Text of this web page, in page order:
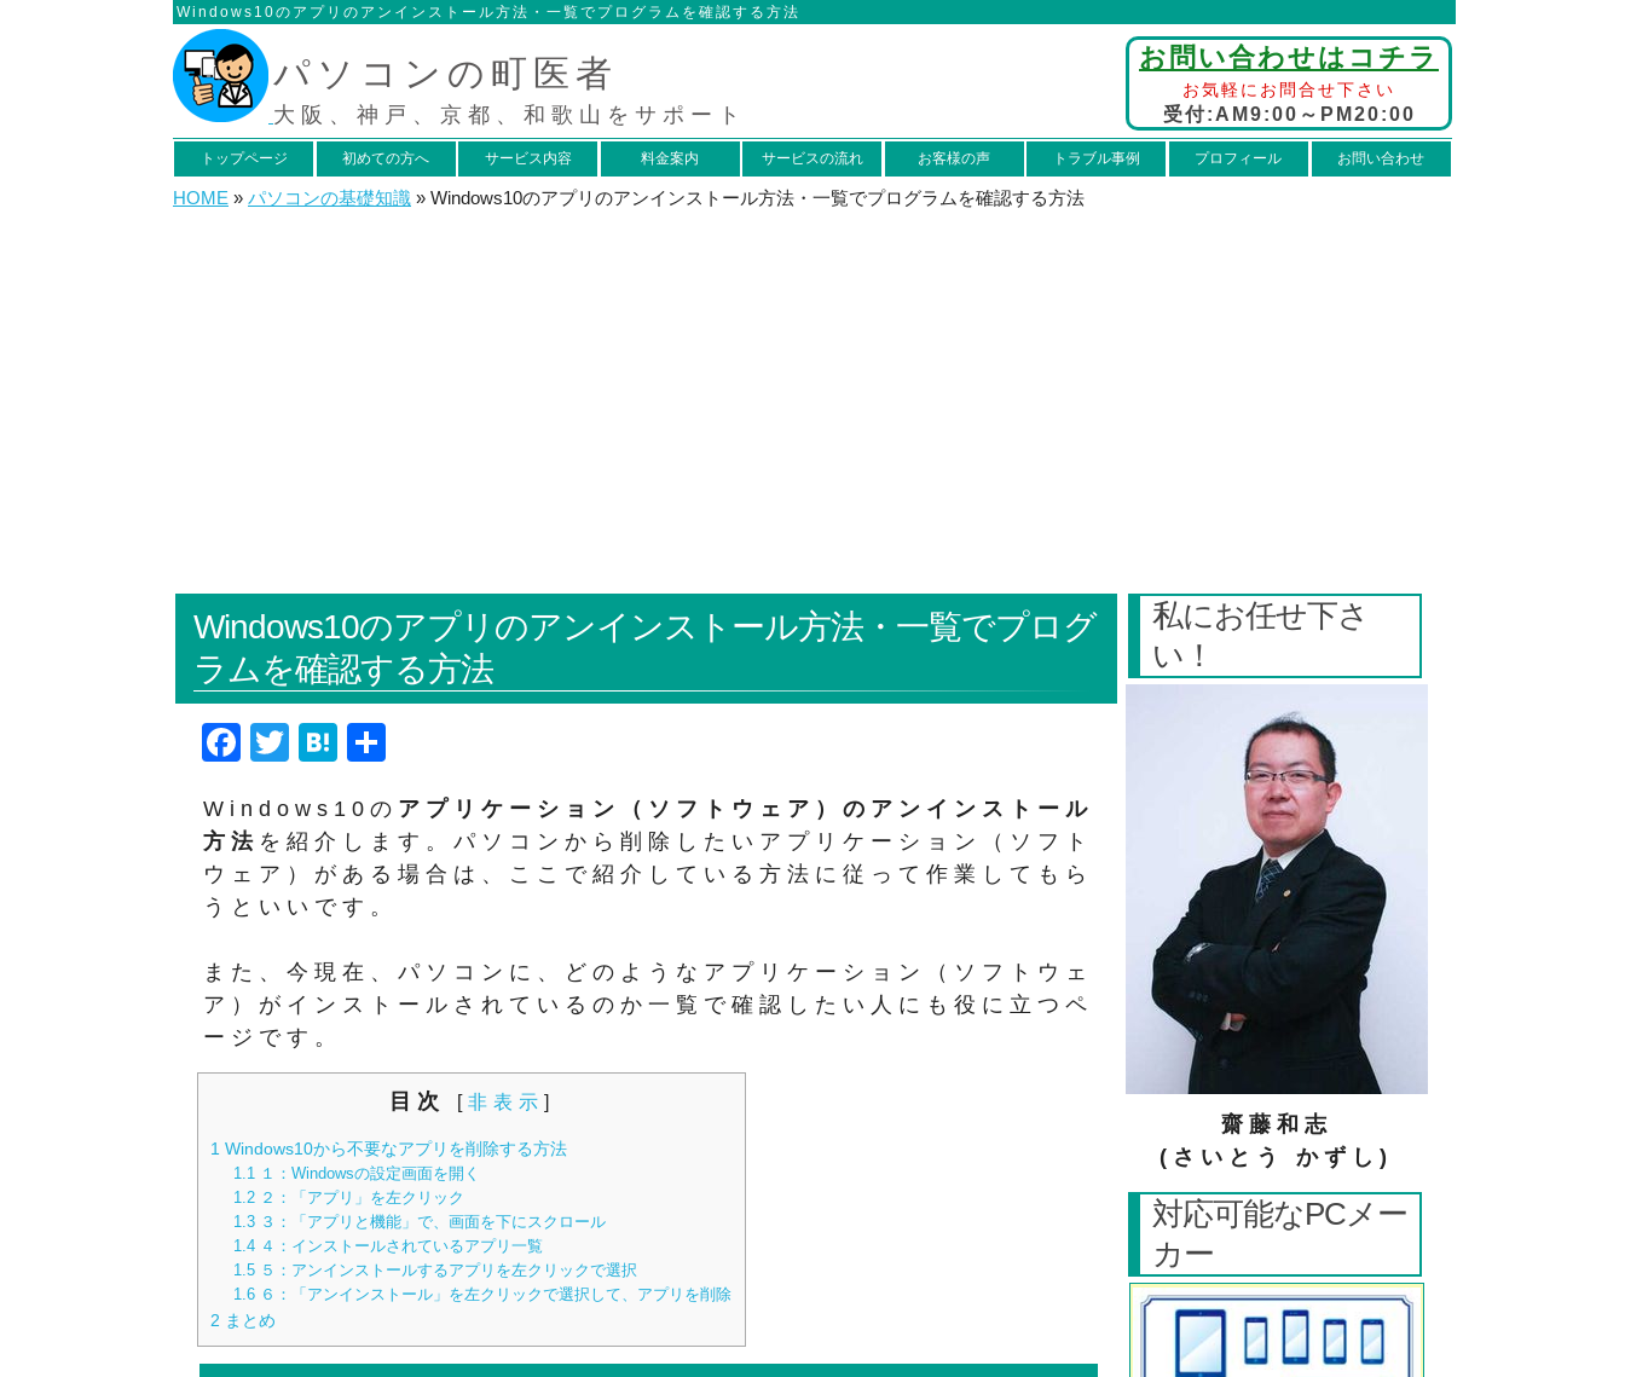
Windows10のアプリのアンインストール方法・一覧でプログラムを確認する方法
パソコンの町医者
大阪、神戸、京都、和歌山をサポート
お問い合わせはコチラ
お気軽にお問合せ下さい
受付:AM9:00～PM20:00
トップページ 初めての方へ サービス内容 料金案内 サービスの流れ お客様の声 トラブル事例 プロフィール お問い合わせ
HOME » パソコンの基礎知識 » Windows10のアプリのアンインストール方法・一覧でプログラムを確認する方法
Windows10のアプリのアンインストール方法・一覧でプログ
ラムを確認する方法
F
c
e
b
o
T
tt
er
H
e
n
a
Windows10の アプリケーション（ソフトウェア）のアンインストール
方法 を紹介します。パソコンから削除したいアプリケーション（ソフト
ウェア）がある場合は、ここで紹介している方法に従って作業してもら
うといいです。
また、今現在、パソコンに、どのようなアプリケーション（ソフトウェ
ア）がインストールされているのか一覧で確認したい人にも役に立つペ
ージです。
目次 [ 非表示 ]
1 Windows10から不要なアプリを削除する方法
1.1 １：Windowsの設定画面を開く
1.2 ２：「アプリ」を左クリック
1.3 ３：「アプリと機能」で、画面を下にスクロール
1.4 ４：インストールされているアプリ一覧
1.5 ５：アンインストールするアプリを左クリックで選択
1.6 ６：「アンインストール」を左クリックで選択して、アプリを削除
2 まとめ
私にお任せ下さ
い！
齋藤和志
(さいとう かずし)
対応可能なPCメー
カー